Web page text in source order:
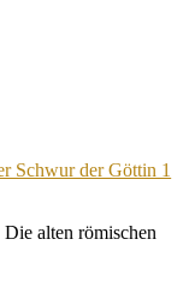
Schwur der Göttin 1
alten römischen